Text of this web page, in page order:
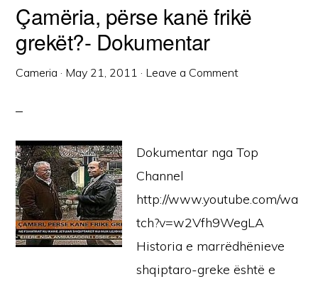
Çamëria, përse kanë frikë
grekët?- Dokumentar
Cameria · May 21, 2011 · Leave a Comment
Dokumentar nga Top
Channel
http://www.youtube.com/wa
tch?v=w2Vfh9WegLA
Historia e marrëdhënieve
shqiptaro-greke është e